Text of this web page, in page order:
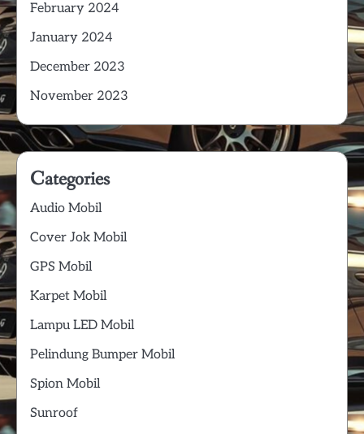
February 2024
January 2024
December 2023
November 2023
Categories
Audio Mobil
Cover Jok Mobil
GPS Mobil
Karpet Mobil
Lampu LED Mobil
Pelindung Bumper Mobil
Spion Mobil
Sunroof